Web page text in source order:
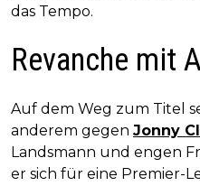
das Tempo.
Revanche mit
Auf dem Weg zum Titel
anderem gegen Jonny
Landsmann und engen
er sich für eine Premier-